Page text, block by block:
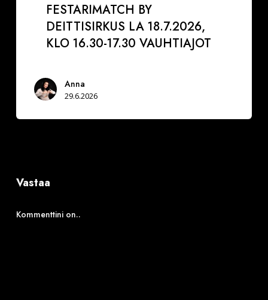
FESTARIMATCH BY
DEITTISIRKUS LA 18.7.2026,
KLO 16.30-17.30 VAUHTIAJOT
Anna
29.6.2026
Vastaa
Kommenttini on..